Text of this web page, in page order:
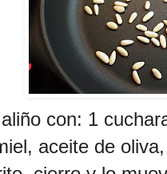
con: 1
aceite de